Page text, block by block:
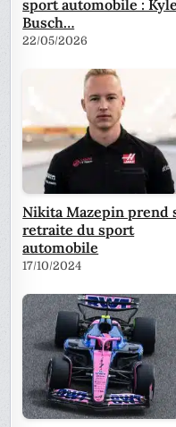
sport automobile : Kyle
Busch…
22/05/2026
Nikita Mazepin prend
retraite du sport
automobile
17/10/2024